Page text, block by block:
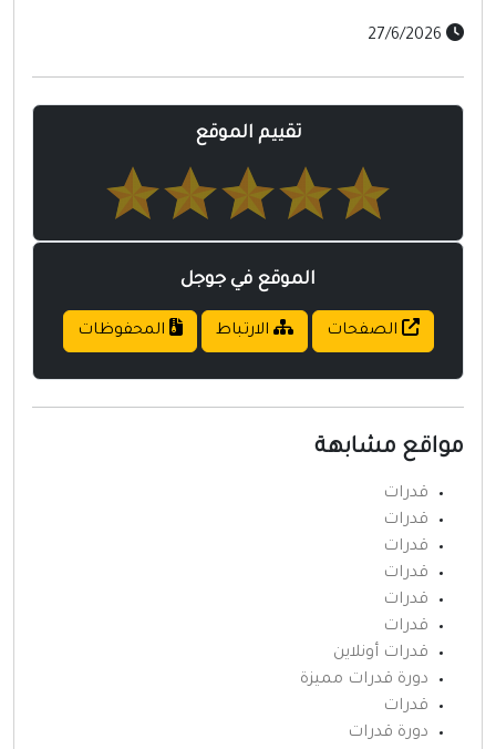
تقييم الموقع
الموقع في جوجل
الصفحات الارتباط المحفوظات
مشابهة
قدرات
قدرات
قدرات
قدرات
قدرات
قدرات
قدرات أونلاين
دورة قدرات مميزة
قدرات
دورة قدرات